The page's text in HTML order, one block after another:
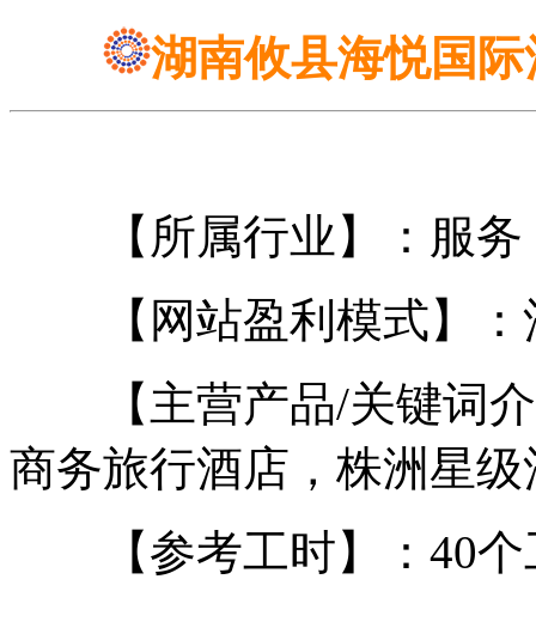
湖南攸县海悦国
【所属行业】：服务
【网站盈利模式】：
【主营产品/关键词介
商务旅行酒店，株洲星
【参考工时】：40个